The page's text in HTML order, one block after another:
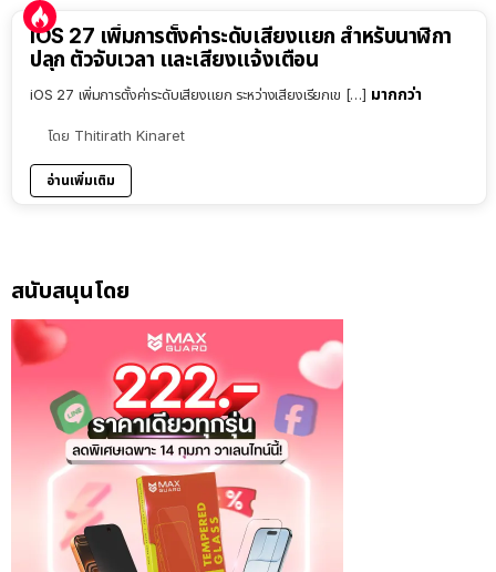
iOS 27 เพิ่มการตั้งค่าระดับเสียงแยก สำหรับนาฬิกา
ปลุก ตัวจับเวลา และเสียงแจ้งเตือน
iOS 27 เพิ่มการตั้งค่าระดับเสียงแยก ระหว่างเสียงเรียกเข […] มากกว่า
โดย Thitirath Kinaret
อ่านเพิ่มเติม
สนับสนุนโดย